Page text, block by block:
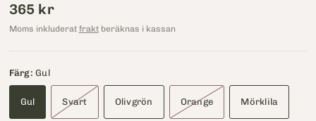
365 kr
Moms inkluderat fraktberäknas i kassan
Färg:Gul
Gul Svart Olivgrön Orange Mörklila